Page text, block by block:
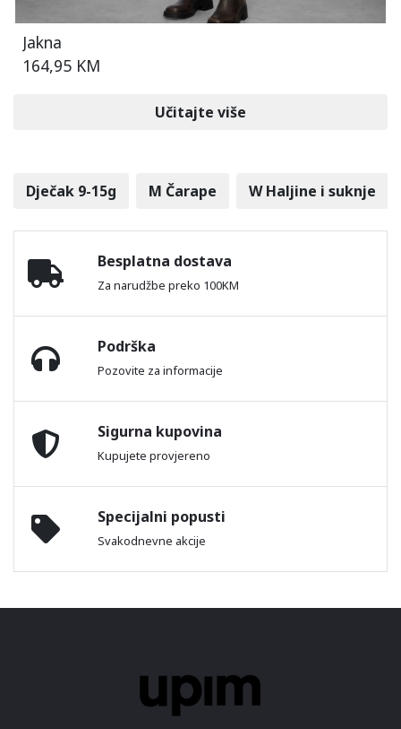
Jakna
164,95 KM
Učitajte više
Dječak 9-15g M Čarape W Haljine i suknje
Besplatna dostava
Za narudžbe preko 100KM
Podrška
Pozovite za informacije
Sigurna kupovina
Kupujete provjereno
Specijalni popusti
Svakodnevne akcije